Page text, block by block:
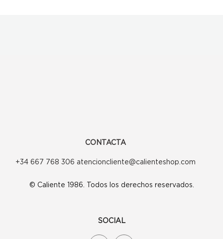
CONTACTA
+34 667 768 306 atencioncliente@calienteshop.com
© Caliente 1986. Todos los derechos reservados.
SOCIAL